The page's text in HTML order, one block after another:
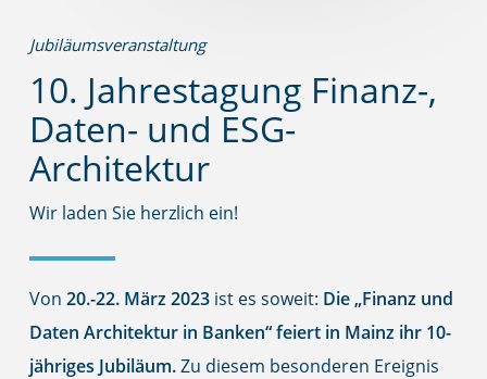
Jubiläumsveranstaltung
10. Jahrestagung Finanz-,
Daten- und ESG-
Architektur
Wir laden Sie herzlich ein!
Von 20.-22. März 2023ist es soweit: Die „Finanz und
Daten Architektur in Banken“ feiert in Mainz ihr 10-
jähriges Jubiläum.Zu diesem besonderen Ereignis